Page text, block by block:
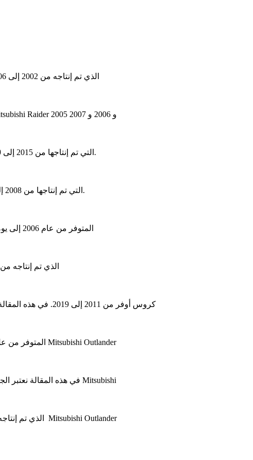
في هذه المقالة نأخذ في الاعتبار الجيل الثالث من Mitsubishi Pajero / Montero / Shogun (V60) ، الذي تم إنتاجه من 2002 إلى 2006. في هذه المقالة ستجد مخططات
تم إنتاج شاحنة البيك أب Mitsubishi Raider من عام 2005 إلى عام 2009. في هذه المقالة سوف تجد مخططات لصناديق الصمامات Mitsubishi Raider 2005 و 2006 و 2007
في هذه المقالة نعتبر الجيل الثالث من Mitsubishi Pajero Sport / Shogun Sport / Montero Sport (ما قبل تجميل ، KR / KS / QE) ، التي تم إنتاجها من 2015 إلى 2019.
في هذه المقالة نأخذ بعين الاعتبار الجيل الثاني من ميتسوبيشي باجيرو سبورت / مونتيرو سبورت / تشالنجر (KG / KH / PB) ، التي تم إنتاجها من 2008 إلى 2016.
في هذه المقالة نعتبر الجيل الرابع من Mitsubishi Pajero / Mitsubishi Shogun (V80) ، المتوفر من عام 2006 إلى يومنا هذا. ستجد في هذا المقال مخططات لصناديق
في هذه المقالة نعتبر الجيل الثاني من Mitsubishi Pajero / Montero / Shogun (V20 – NH ، NJ ، NL) ، الذي تم إنتاجه من 1991 إلى 1999. في هذه المقالة
تم إنتاج ميتسوبيشي أوتلاندر سبورت (ميتسوبيشي ASX) كروس أوفر من 2011 إلى 2019. في هذه المقالة سوف تجد مخططات لصناديق الصمامات من ميتسوبيشي أوتلاندر سبورت
في هذه المقالة نعتبر Mitsubishi Outlander PHEV ، المتوفر من عام 2013 حتى يومنا هذا. ستجد هنا المخططات الخاصة بصناديق الصمامات لسيارة Mitsubishi Outlander
في هذه المقالة نعتبر الجيل الثالث من ميتسوبيشي أوتلاندر ، المتاح من 2013 حتى يومنا هذا. ستجد هنا المخططات الخاصة بصناديق الصمامات الخاصة بسيارة Mitsubishi
في هذه المقالة نأخذ في الاعتبار الجيل الثاني من Mitsubishi Outlander ، الذي تم إنتاجه من 2007 إلى 2013. ستجد هنا مخططات صندوق المصاهر لـ Mitsubishi Outlander